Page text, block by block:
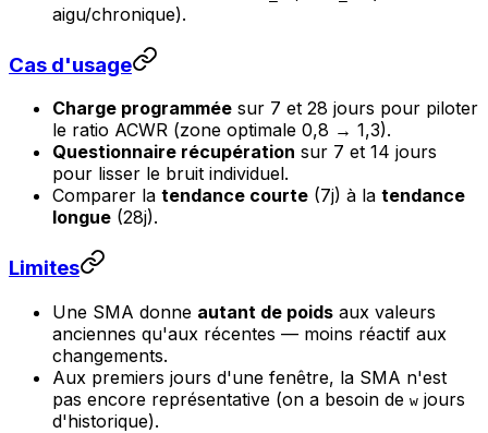
aigu/chronique).
Cas d'usage
Charge programmée sur 7 et 28 jours pour piloter
le ratio ACWR (zone optimale 0,8 → 1,3).
Questionnaire récupération sur 7 et 14 jours
pour lisser le bruit individuel.
Comparer la tendance courte (7j) à la tendance
longue (28j).
Limites
Une SMA donne autant de poids aux valeurs
anciennes qu'aux récentes — moins réactif aux
changements.
Aux premiers jours d'une fenêtre, la SMA n'est
pas encore représentative (on a besoin de w jours
d'historique).